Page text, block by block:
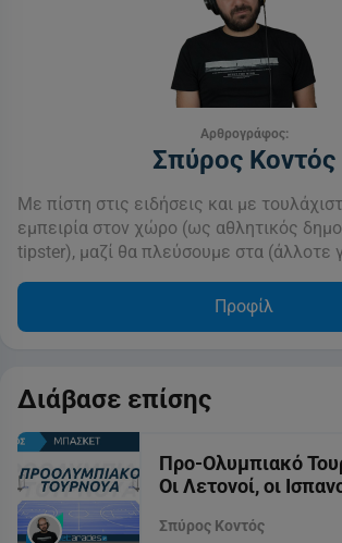
Αρθρογράφος:
Σπύρος Κοντός
Με πίστη στις ειδήσεις και με
εμπειρία στον χώρο (ως αθλητικός
tipster), μαζί θα πλεύσουμε στα (άλλοτε
Προφίλ
Διάβασε επίσης
Προ-Ολυμπιακό
Οι Λετονοί, οι
Σπύρος Κοντός